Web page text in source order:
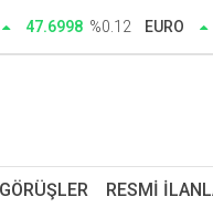
47.6998 %0.12 EURO
GÖRÜŞLER RESMI